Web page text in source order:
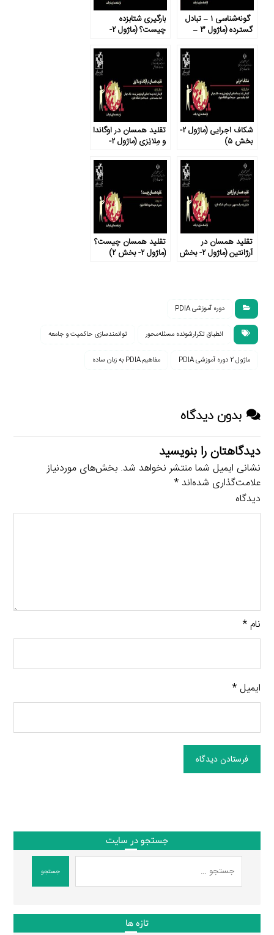
گونه‌شناسی ۱ – تبادل
گسترده (ماژول ۳ –
بارگیری شتابزده
چیست؟ (ماژول ۲-
شکاف اجرایی (ماژول ۲-
بخش ۵)
تقلید همسان در اوگاندا
و مِلانِزی (ماژول ۲-
تقلید همسان در
آرژانتین (ماژول ۲- بخش
تقلید همسان چیست؟
(ماژول ۲- بخش ۲)
دوره آموزشی PDIA
انطباق تکرارشونده مسئله‌محور توانمندسازی حاکمیت و جامعه
ماژول 2 دوره آموزشی PDIA مفاهیم PDIA به زبان ساده
بدون دیدگاه
دیدگاهتان را بنویسید
نشانی ایمیل شما منتشر نخواهد شد. بخش‌های موردنیاز
علامت‌گذاری شده‌اند*
دیدگاه
نام*
ایمیل*
فرستادن دیدگاه
جستجو در سایت
جستجو
تازه ها